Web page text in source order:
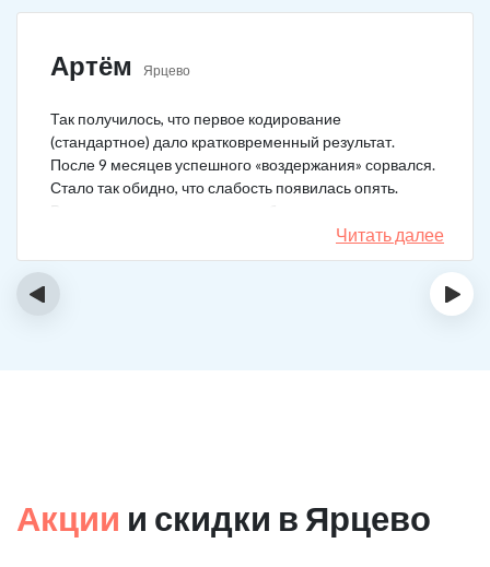
Артём Ярцево
Так получилось, что первое кодирование
(стандартное) дало кратковременный результат.
После 9 месяцев успешного «воздержания» сорвался.
Стало так обидно, что слабость появилась опять.
Решил не затягивать, и опять обратился в клинику.
Мне порекомендовали двойной блок. Согласился, и
сейчас не жалею. Уже два года в полной завязке.
Читать далее
‹ ›
Акции и скидки в Ярцево